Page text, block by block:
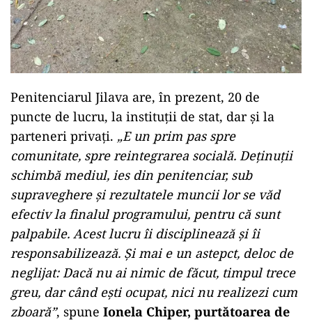
Penitenciarul Jilava are, în prezent, 20 de
puncte de lucru, la instituții de stat, dar și la
parteneri privați. „E un prim pas spre
comunitate, spre reintegrarea socială. Deținuții
schimbă mediul, ies din penitenciar, sub
supraveghere și rezultatele muncii lor se văd
efectiv la finalul programului, pentru că sunt
palpabile. Acest lucru îi disciplinează și îi
responsabilizează. Și mai e un astepct, deloc de
neglijat: Dacă nu ai nimic de făcut, timpul trece
greu, dar când ești ocupat, nici nu realizezi cum
zboară”, spune Ionela Chiper, purtătoarea de